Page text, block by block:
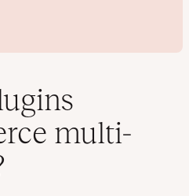
e
multi-